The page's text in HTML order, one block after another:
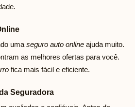
uma seguro auto online ajuda muito.
as melhores ofertas para você.
fica mais fácil e eficiente.
Seguradora